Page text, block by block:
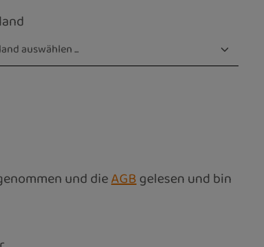
und dieAGBgelesen und bin